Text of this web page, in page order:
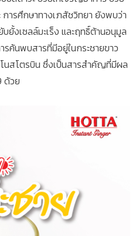
การศึกษาทางเภสัชวิทยา ยังพบว่า
ยั้งเซลล์มะเร็ง และฤทธิ์ต้านอนุมูล
รค้นพบสารที่มีอยู่ในกระชายขาว
นสโตรบิน ซึ่งเป็นสารสำคัญที่มีผล
ด้วย